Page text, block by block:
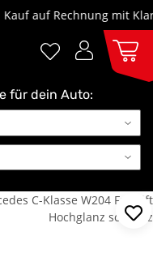
auf Rechnung mit
für dein Auto: